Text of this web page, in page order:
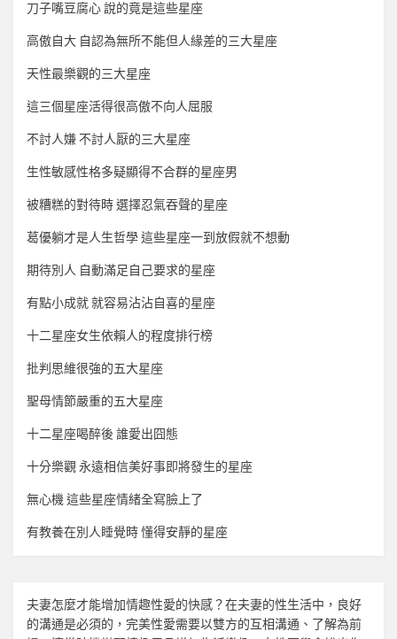
刀子嘴豆腐心 說的竟是這些星座
高傲自大 自認為無所不能但人緣差的三大星座
天性最樂觀的三大星座
這三個星座活得很高傲不向人屈服
不討人嫌 不討人厭的三大星座
生性敏感性格多疑顯得不合群的星座男
被糟糕的對待時 選擇忍氣吞聲的星座
葛優躺才是人生哲學 這些星座一到放假就不想動
期待別人 自動滿足自己要求的星座
有點小成就 就容易沾沾自喜的星座
十二星座女生依賴人的程度排行榜
批判思維很強的五大星座
聖母情節嚴重的五大星座
十二星座喝醉後 誰愛出囧態
十分樂觀 永遠相信美好事即將發生的星座
無心機 這些星座情緒全寫臉上了
有教養在別人睡覺時 懂得安靜的星座
夫妻怎麼才能增加情趣性愛的快感？在夫妻的性生活中，良好
的溝通是必須的，完美性愛需要以雙方的互相溝通、了解為前